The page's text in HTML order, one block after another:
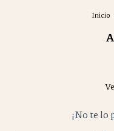
Inicio
¡No te lo